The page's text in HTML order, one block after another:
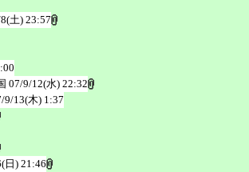
土) 23:57
07/9/12(水) 22:32
9/13(木) 1:37
日) 21:46